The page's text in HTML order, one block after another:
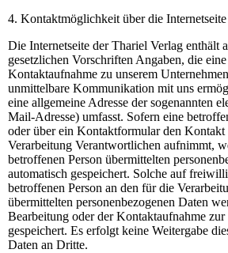
4. Kontaktmöglichkeit über die Internetseite
Die Internetseite der Thariel Verlag enthält
gesetzlichen Vorschriften Angaben, die
Kontaktaufnahme zu unserem
unmittelbare Kommunikation mit uns
eine allgemeine Adresse der sogenannten
Mail-Adresse) umfasst. Sofern eine
oder über ein Kontaktformular den
Verarbeitung Verantwortlichen aufnimmt,
betroffenen Person übermittelten
automatisch gespeichert. Solche auf
betroffenen Person an den für die
übermittelten personenbezogenen Daten
Bearbeitung oder der Kontaktaufnahme zur
gespeichert. Es erfolgt keine Weitergabe
Daten an Dritte.